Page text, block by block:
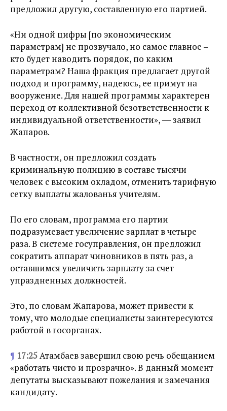
предложил другую, составленную его партией.
«Ни одной цифры [по экономическим
параметрам] не прозвучало, но самое главное –
кто будет наводить порядок, по каким
параметрам? Наша фракция предлагает другой
подход и программу, надеюсь, ее примут на
вооружение. Для нашей программы характерен
переход от коллективной безответственности к
индивидуальной ответственности», ― заявил
Жапаров.
В частности, он предложил создать
криминальную полицию в составе тысячи
человек с высоким окладом, отменить тарифную
сетку выплаты жалованья учителям.
По его словам, программа его партии
подразумевает увеличение зарплат в четыре
раза. В системе госуправления, он предложил
сократить аппарат чиновников в пять раз, а
оставшимся увеличить зарплату за счет
упраздненных должностей.
Это, по словам Жапарова, может привести к
тому, что молодые специалисты заинтересуются
работой в госорганах.
¶ 17:25Атамбаев завершил свою речь обещанием
«работать чисто и прозрачно». В данный момент
депутаты высказывают пожелания и замечания
кандидату.